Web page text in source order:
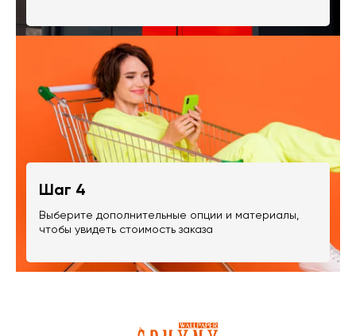
Шаг 4
Выберите дополнительные опции и материалы,
чтобы увидеть стоимость заказа